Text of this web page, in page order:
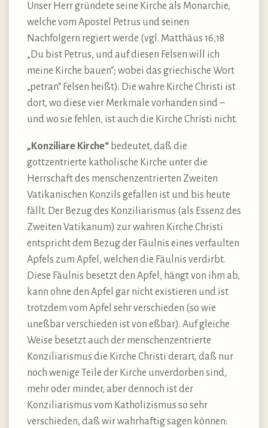
Unser Herr gründete seine Kirche als Monarchie,
welche vom Apostel Petrus und seinen
Nachfolgern regiert werde (vgl. Matthäus 16,18
„Du bist Petrus, und auf diesen Felsen will ich
meine Kirche bauen“; wobei das griechische Wort
„petran“ Felsen heißt). Die wahre Kirche Christi ist
dort, wo diese vier Merkmale vorhanden sind –
und wo sie fehlen, ist auch die Kirche Christi nicht.
„Konziliare Kirche“ bedeutet, daß die
gottzentrierte katholische Kirche unter die
Herrschaft des menschenzentrierten Zweiten
Vatikanischen Konzils gefallen ist und bis heute
fällt. Der Bezug des Konziliarismus (als Essenz des
Zweiten Vatikanum) zur wahren Kirche Christi
entspricht dem Bezug der Fäulnis eines verfaulten
Apfels zum Apfel, welchen die Fäulnis verdirbt.
Diese Fäulnis besetzt den Apfel, hängt von ihm ab,
kann ohne den Apfel gar nicht existieren und ist
trotzdem vom Apfel sehr verschieden (so wie
uneßbar verschieden ist von eßbar). Auf gleiche
Weise besetzt auch der menschenzentrierte
Konziliarismus die Kirche Christi derart, daß nur
noch wenige Teile der Kirche unverdorben sind,
mehr oder minder, aber dennoch ist der
Konziliarismus vom Katholizismus so sehr
verschieden, daß wir wahrhaftig sagen können: